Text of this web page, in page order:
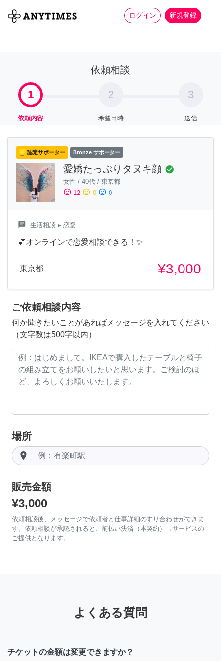
ログイン 新規登録
全て 家事 more_horiz
依頼相談
1
依頼内容
2
希望日時
3
送信
認定サポーター Bronze サポーター
愛嬌たっぷりタヌキ顔 check_circle
女性 / 40代 / 東京都
sentiment_satisfied 12 sentiment_neutral 0 sentiment_dissatisfied 0
chat 生活相談 ▸ 恋愛
💕オンラインで恋愛相談できる！✨
東京都 ¥3,000
ご依頼相談内容
何か聞きたいことがあればメッセージを入れてください
（文字数は500字以内）
場所
room
販売金額
¥3,000
依頼相談後、メッセージで依頼者と仕事詳細のすり合わせができま
す。依頼相談が承認されると、前払い決済（本契約）→サービスの
ご提供となります。
よくある質問
チケットの金額は変更できますか？